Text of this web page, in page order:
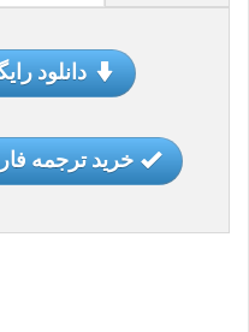
دانلود
خرید ترجمه